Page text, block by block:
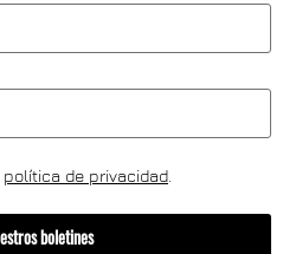
política de privacidad
boletines